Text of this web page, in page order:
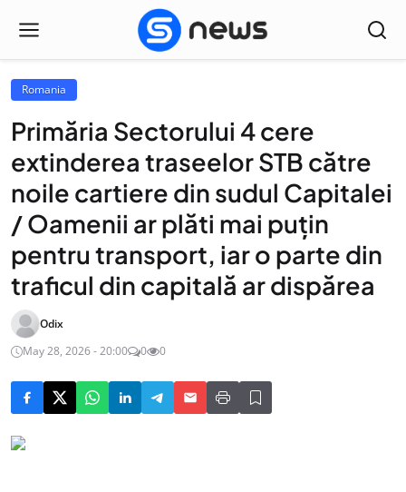
Romania
Primăria Sectorului 4 cere
extinderea traseelor STB către
noile cartiere din sudul Capitalei
/ Oamenii ar plăti mai puțin
pentru transport, iar o parte din
traficul din capitală ar dispărea
Odix
May 28, 2026 - 20:00
0 0